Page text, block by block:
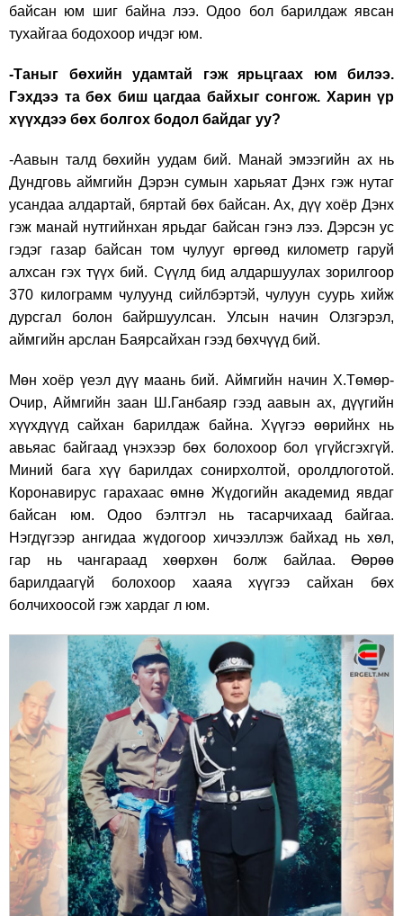
байсан юм шиг байна лээ. Одоо бол барилдаж явсан
тухайгаа бодохоор ичдэг юм.
-Таныг бөхийн удамтай гэж ярьцгаах юм билээ.
Гэхдээ та бөх биш цагдаа байхыг сонгож. Харин үр
хүүхдээ бөх болгох бодол байдаг уу?
-Аавын талд бөхийн уудам бий. Манай эмээгийн ах нь
Дундговь аймгийн Дэрэн сумын харьяат Дэнх гэж нутаг
усандаа алдартай, бяртай бөх байсан. Ах, дүү хоёр Дэнх
гэж манай нутгийнхан ярьдаг байсан гэнэ лээ. Дэрсэн ус
гэдэг газар байсан том чулууг өргөөд километр гаруй
алхсан гэх түүх бий. Сүүлд бид алдаршуулах зорилгоор
370 килограмм чулуунд сийлбэртэй, чулуун суурь хийж
дурсгал болон байршуулсан. Улсын начин Олзгэрэл,
аймгийн арслан Баярсайхан гээд бөхчүүд бий.
Мөн хоёр үеэл дүү маань бий. Аймгийн начин Х.Төмөр-
Очир, Аймгийн заан Ш.Ганбаяр гээд аавын ах, дүүгийн
хүүхдүүд сайхан барилдаж байна. Хүүгээ өөрийнх нь
авьяас байгаад үнэхээр бөх болохоор бол үгүйсгэхгүй.
Миний бага хүү барилдах сонирхолтой, оролдлоготой.
Коронавирус гарахаас өмнө Жүдогийн академид явдаг
байсан юм. Одоо бэлтгэл нь тасарчихаад байгаа.
Нэгдүгээр ангидаа жүдогоор хичээллэж байхад нь хөл,
гар нь чангараад хөөрхөн болж байлаа. Өөрөө
барилдаагүй болохоор хааяа хүүгээ сайхан бөх
болчихоосой гэж хардаг л юм.